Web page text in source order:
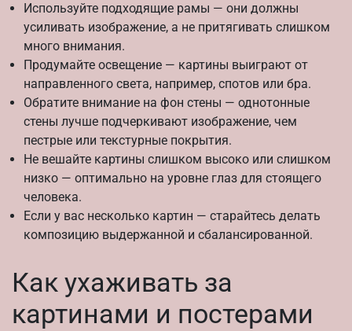
Используйте подходящие рамы — они должны
усиливать изображение, а не притягивать слишком
много внимания.
Продумайте освещение — картины выиграют от
направленного света, например, спотов или бра.
Обратите внимание на фон стены — однотонные
стены лучше подчеркивают изображение, чем
пестрые или текстурные покрытия.
Не вешайте картины слишком высоко или слишком
низко — оптимально на уровне глаз для стоящего
человека.
Если у вас несколько картин — старайтесь делать
композицию выдержанной и сбалансированной.
Как ухаживать за
картинами и постерами